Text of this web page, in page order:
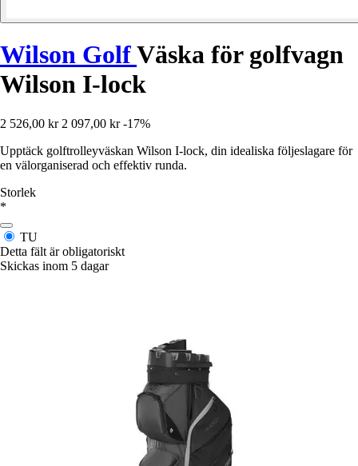
Wilson GolfVäska för golfvagn
Wilson I-lock
2 526,00 kr 2 097,00 kr -17%
Upptäck golftrolleyväskan Wilson I-lock, din idealiska följeslagare för
en välorganiserad och effektiv runda.
Storlek
*
TU
Detta fält är obligatoriskt
Skickas inom 5 dagar